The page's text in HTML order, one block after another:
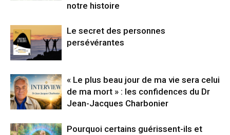
notre histoire
Le secret des personnes
persévérantes
« Le plus beau jour de ma vie sera celui
de ma mort » : les confidences du Dr
Jean-Jacques Charbonier
Pourquoi certains guérissent-ils et